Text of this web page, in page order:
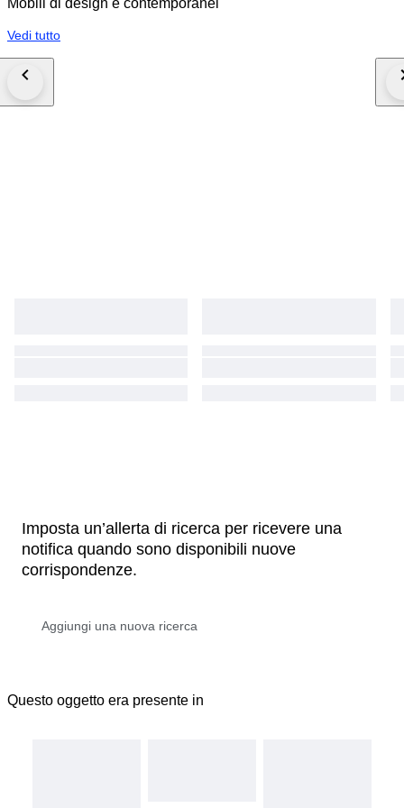
Mobili di design e contemporanei
Vedi tutto
Imposta un’allerta di ricerca per ricevere una
notifica quando sono disponibili nuove
corrispondenze.
Questo oggetto era presente in